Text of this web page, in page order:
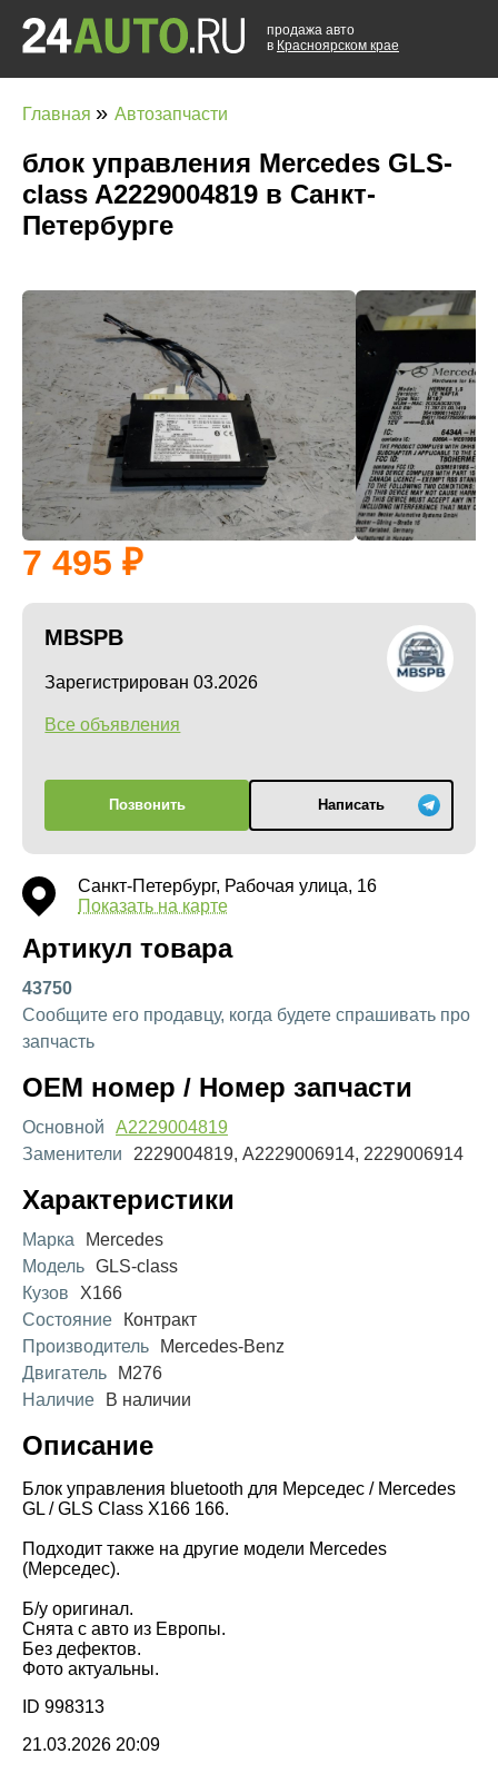
продажа авто
в Красноярском крае
Главная » Автозапчасти
блок управления Mercedes GLS-
class A2229004819 в Санкт-
Петербурге
7 495
MBSPB
Зарегистрирован 03.2026
Все объявления
Позвонить Написать
Санкт-Петербург, Рабочая улица, 16
Показать на карте
Артикул товара
43750
Сообщите его продавцу, когда будете спрашивать про
запчасть
OEM номер / Номер запчасти
Основной
A2229004819
Заменители
2229004819, A2229006914, 2229006914
Характеристики
Марка
Mercedes
Модель GLS-class
Кузов
X166
Состояние
Контракт
Производитель
Mercedes-Benz
Двигатель
M276
Наличие
В наличии
Описание
Блок управления bluetooth для Мерседес / Mercedes
GL / GLS Class X166 166.
Подходит также на другие модели Mercedes
(Мерседес).
Б/у оригинал.
Снята с авто из Европы.
Без дефектов.
Фото актуальны.
ID 998313
21.03.2026 20:09